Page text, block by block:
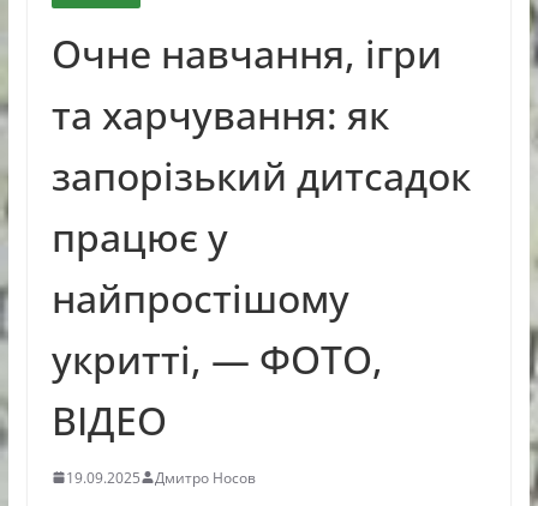
Очне навчання, ігри
та харчування: як
запорізький дитсадок
працює у
найпростішому
укритті, — ФОТО,
ВІДЕО
19.09.2025 Дмитро Носов